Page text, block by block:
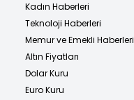
Kadın Haberleri
Teknoloji Haberleri
Memur ve Emekli Haberleri
Altın Fiyatları
Dolar Kuru
Euro Kuru